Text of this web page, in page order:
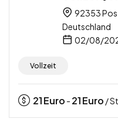
92353
Deutschland
02/08/
Vollzeit
21Euro - 21Euro /